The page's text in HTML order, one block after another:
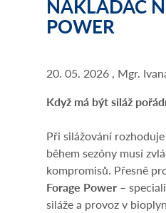
NAKLADAČ
POWER
20. 05. 2026 , Mgr.
Když má být siláž
Při silážování
během sezóny musí
kompromisů. Přesně
Forage Power –
siláže a provoz v